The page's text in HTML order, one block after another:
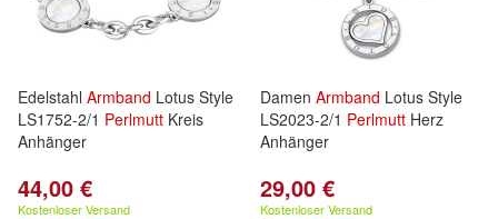
Edelstahl Armband Lotus Style
LS1752-2/1 Perlmutt Kreis
Anhänger
44,00 €
Kostenloser Versand
Damen Armband Lotus Style
LS2023-2/1 Perlmutt Herz
Anhänger
29,00 €
Kostenloser Versand